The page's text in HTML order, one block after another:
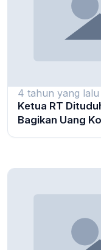
4 tahun yang lalu
Ketua RT
Bagikan Uang